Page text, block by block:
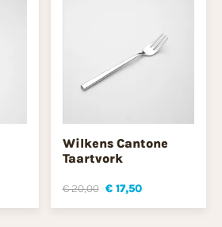
Wilkens Cantone
Taartvork
€ 20,00 € 17,50